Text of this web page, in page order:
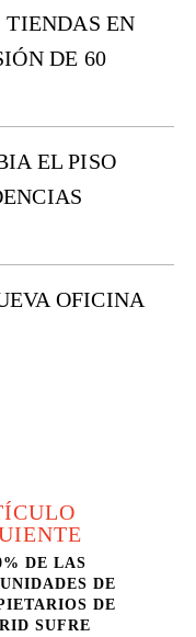
TIENDAS EN
DE 60
EL PISO
OFICINA
DE LAS
DE
DE
SUFRE